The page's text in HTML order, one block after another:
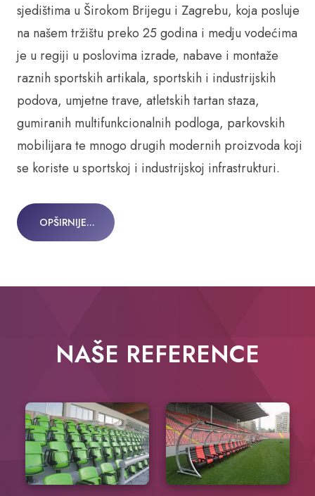
sjedištima u Širokom Brijegu i Zagrebu, koja posluje
na našem tržištu preko 25 godina i medju vodećima
je u regiji u poslovima izrade, nabave i montaže
raznih sportskih artikala, sportskih i industrijskih
podova, umjetne trave, atletskih tartan staza,
gumiranih multifunkcionalnih podloga, parkovskih
mobilijara te mnogo drugih modernih proizvoda koji
se koriste u sportskoj i industrijskoj infrastrukturi.
OPŠIRNIJE...
NAŠE REFERENCE